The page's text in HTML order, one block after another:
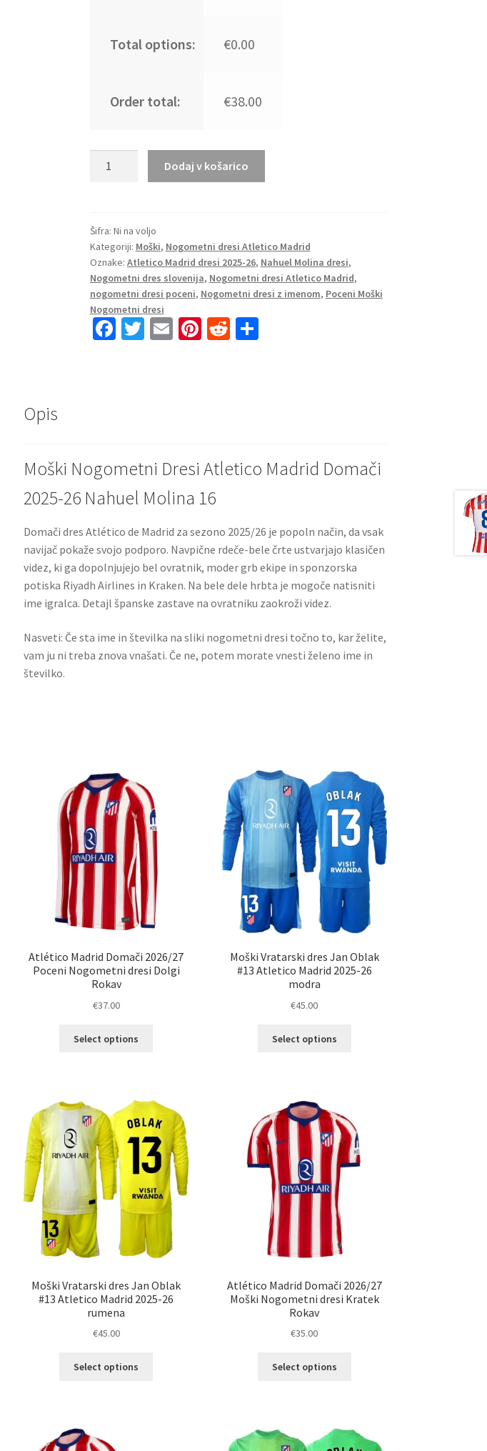
Total options: €0.00
Order total: €38.00
Domači
2025-
26
Moški
Nahuel
Molina
16
Dodaj v košarico
Šifra: Ni na voljo
Kategoriji: Moški, Nogometni dresi Atletico Madrid
Oznake: Atletico Madrid dresi 2025-26, Nahuel Molina dresi,
Nogometni dres slovenija, Nogometni dresi Atletico Madrid,
nogometni dresi poceni, Nogometni dresi z imenom, Poceni Moški
Nogometni dresi
Fa T E Pi R S
Opis
Moški Nogometni Dresi Atletico Madrid Domači
2025-26 Nahuel Molina 16
Domači dres Atlético de Madrid za sezono 2025/26 je popoln način, da vsak
navijač pokaže svojo podporo. Navpične rdeče-bele črte ustvarjajo klasičen
videz, ki ga dopolnjujejo bel ovratnik, moder grb ekipe in sponzorska
potiska Riyadh Airlines in Kraken. Na bele dele hrbta je mogoče natisniti
ime igralca. Detajl španske zastave na ovratniku zaokroži videz.
Nasveti: Če sta ime in številka na sliki nogometni dresi točno to, kar želite,
vam ju ni treba znova vnašati. Če ne, potem morate vnesti želeno ime in
številko.
Atlético Madrid Domači 2026/27
Poceni Nogometni dresi Dolgi
Rokav
€37.00
Select options
Možnosti
lahko
izberete
na
strani
izdelka
Moški Vratarski dres Jan Oblak
#13 Atletico Madrid 2025-26
modra
€45.00
Select options
lahko
izberete
na
Moški Vratarski dres Jan Oblak
#13 Atletico Madrid 2025-26
rumena
€45.00
Select options
Atlético Madrid Domači 2026/27
Moški Nogometni dresi Kratek
Rokav
€35.00
Select options
Možnosti